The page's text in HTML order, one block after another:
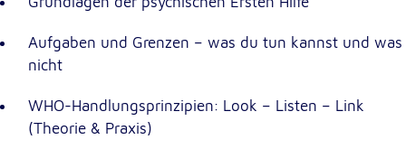
Aufgaben und Grenzen – was du tun kannst und was
nicht
WHO-Handlungsprinzipien: Look – Listen – Link
(Theorie & Praxis)
Google LLC
Um Inhalte von Videoplattformen und
Kartendiensten anzeigen zu können, werden von